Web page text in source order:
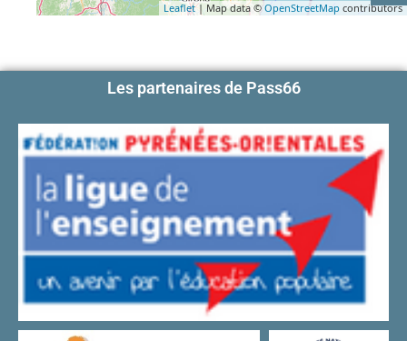
Leaflet| Map data © OpenStreetMap contributors
Les partenaires de Pass66